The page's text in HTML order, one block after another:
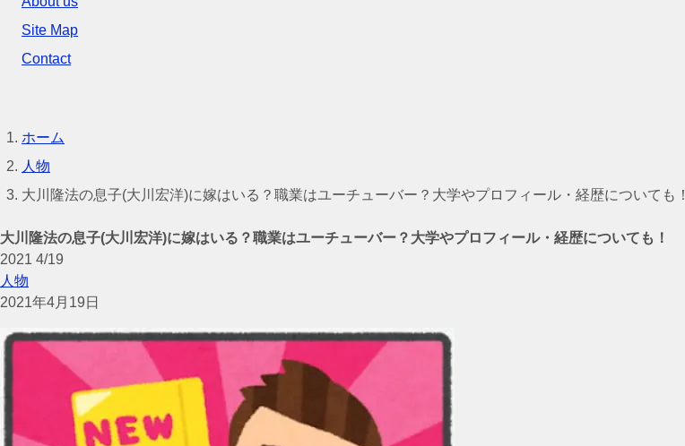
Site Map
Contact
ホーム
人物
大川隆法の息子(大川宏洋)に嫁はいる？職業はユーチューバー？大学やプロフィール・経歴についても！
大川隆法の息子(大川宏洋)に嫁はいる？職業はユーチューバー？大学やプロフィール・経歴についても！
2021 4/19
人物
2021年4月19日